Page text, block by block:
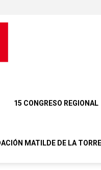
15 CONGRESO REGIONAL
MATILDE DE LA TORRE